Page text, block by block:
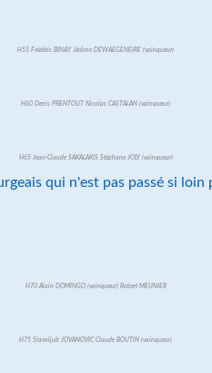
H55 Frédéric BINAY Jérôme DEWAEGENEIRE (vainqueur)
H60 Denis PRENTOUT Nicolas CASTALAN (vainqueur)
H65 Jean-Claude SAKALAKIS Stéphane JOLY (vainqueur)
qui n'est pas passé si loin
H70 Alain DOMINGO (vainqueur) Robert MEUNIER
H75 Slavoljub JOVANOVIC Claude BOUTIN (vainqueur)